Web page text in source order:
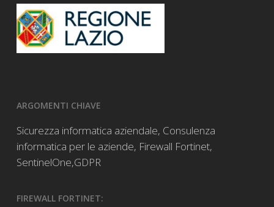
ARGOMENTI CHIAVE
Sicurezza informatica aziendale, Consulenza
informatica per le aziende, Firewall Fortinet,
SentinelOne,GDPR
FIREWALL FORTINET: